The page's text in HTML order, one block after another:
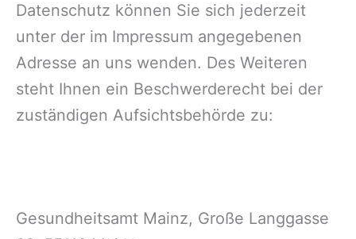
Datenschutz können Sie sich jederzeit
unter der im Impressum angegebenen
Adresse an uns wenden. Des Weiteren
steht Ihnen ein Beschwerderecht bei der
zuständigen Aufsichtsbehörde zu:
Gesundheitsamt Mainz, Große Langgasse